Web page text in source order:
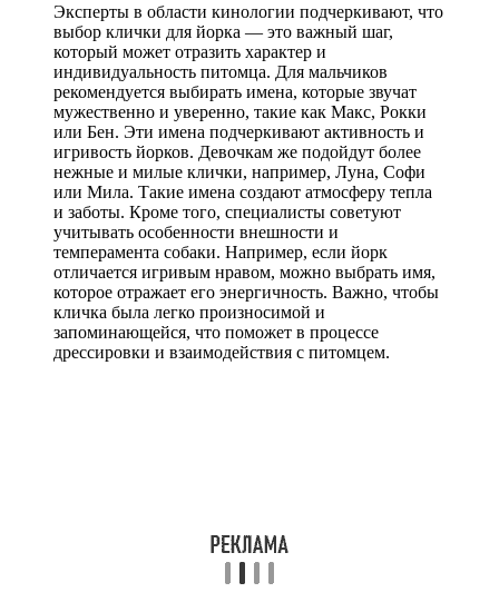
Эксперты в области кинологии подчеркивают, что
выбор клички для йорка — это важный шаг,
который может отразить характер и
индивидуальность питомца. Для мальчиков
рекомендуется выбирать имена, которые звучат
мужественно и уверенно, такие как Макс, Рокки
или Бен. Эти имена подчеркивают активность и
игривость йорков. Девочкам же подойдут более
нежные и милые клички, например, Луна, Софи
или Мила. Такие имена создают атмосферу тепла
и заботы. Кроме того, специалисты советуют
учитывать особенности внешности и
темперамента собаки. Например, если йорк
отличается игривым нравом, можно выбрать имя,
которое отражает его энергичность. Важно, чтобы
кличка была легко произносимой и
запоминающейся, что поможет в процессе
дрессировки и взаимодействия с питомцем.